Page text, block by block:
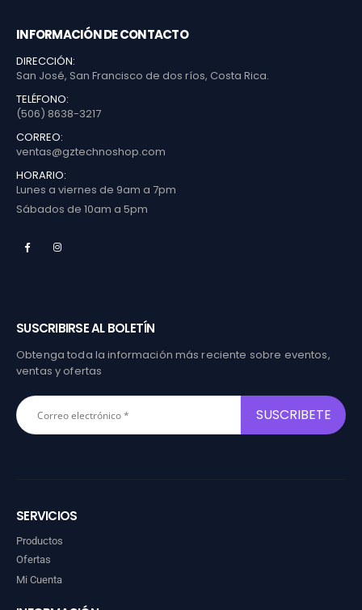
INFORMACIÓN DE CONTACTO
DIRECCIÓN:
San José, San Francisco de dos ríos, Costa Rica.
TELÉFONO:
(506) 8638-3217
CORREO:
ventas@gztechnoshop.com
HORARIO:
Lunes a viernes de 9am a 7pm
Sábados de 10am a 5pm
SUSCRIBIRSE AL BOLETÍN
Obtenga toda la información más reciente sobre eventos,
ventas y ofertas
SERVICIOS
Productos
Ofertas
Mi Cuenta